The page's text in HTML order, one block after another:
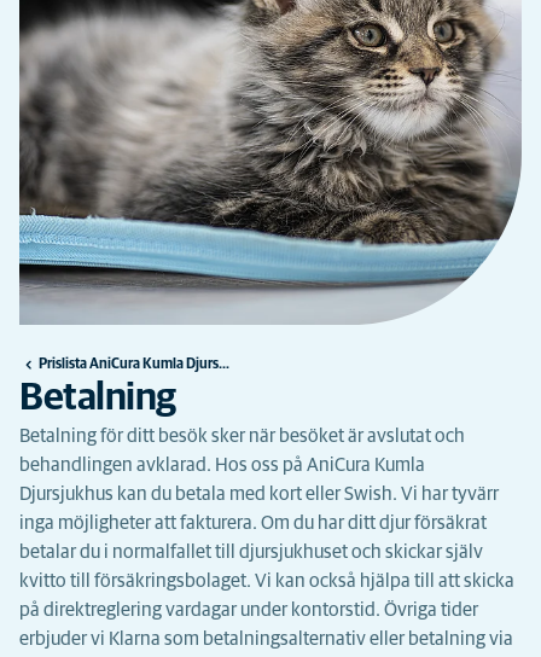
Prislista AniCura Kumla Djursjukhus
Betalning
Betalning för ditt besök sker när besöket är avslutat och
behandlingen avklarad. Hos oss på AniCura Kumla
Djursjukhus kan du betala med kort eller Swish. Vi har tyvärr
inga möjligheter att fakturera. Om du har ditt djur försäkrat
betalar du i normalfallet till djursjukhuset och skickar själv
kvitto till försäkringsbolaget. Vi kan också hjälpa till att skicka
på direktreglering vardagar under kontorstid. Övriga tider
erbjuder vi Klarna som betalningsalternativ eller betalning via